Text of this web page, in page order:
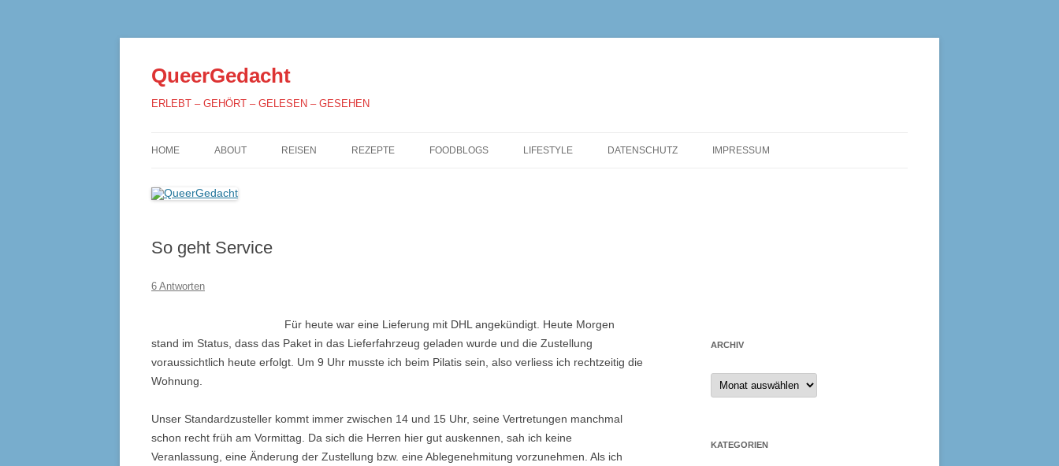
QueerGedacht
ERLEBT – GEHÖRT – GELESEN – GESEHEN
zum
HOME ABOUT REISEN REZEPTE FOODBLOGS LIFESTYLE DATENSCHUTZ IMPRESSUM
So geht Service
6 Antworten
Für heute war eine Lieferung mit DHL angekündigt. Heute Morgen
stand im Status, dass das Paket in das Lieferfahrzeug geladen wurde und die Zustellung
voraussichtlich heute erfolgt. Um 9 Uhr musste ich beim Pilatis sein, also verliess ich rechtzeitig die
Wohnung.
Unser Standardzusteller kommt immer zwischen 14 und 15 Uhr, seine Vertretungen manchmal
schon recht früh am Vormittag. Da sich die Herren hier gut auskennen, sah ich keine
Veranlassung, eine Änderung der Zustellung bzw. eine Ablegenehmitung vorzunehmen. Als ich
ARCHIV
Archiv
KATEGORIEN